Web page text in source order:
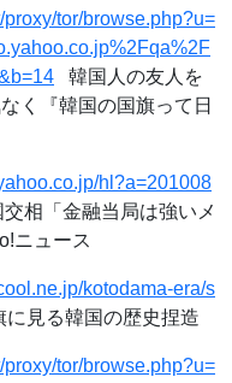
proxy/tor/browse.php?u=
韓国人の友人を
く『韓国の国旗って日
hl?a=201008
相「金融当局は強いメ
ニュース
kotodama-era/s
見る韓国の歴史捏造
proxy/tor/browse.php?u=